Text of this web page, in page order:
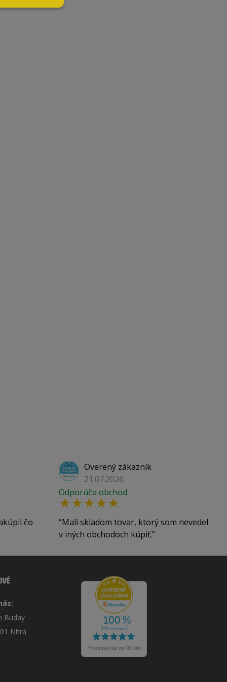
čo
Overený zákazník
21.07.2026
Odporúča obchod
Mali skladom tovar, ktorý som nevedel
v iných obchodoch kúpiť.
Buday
Nitra